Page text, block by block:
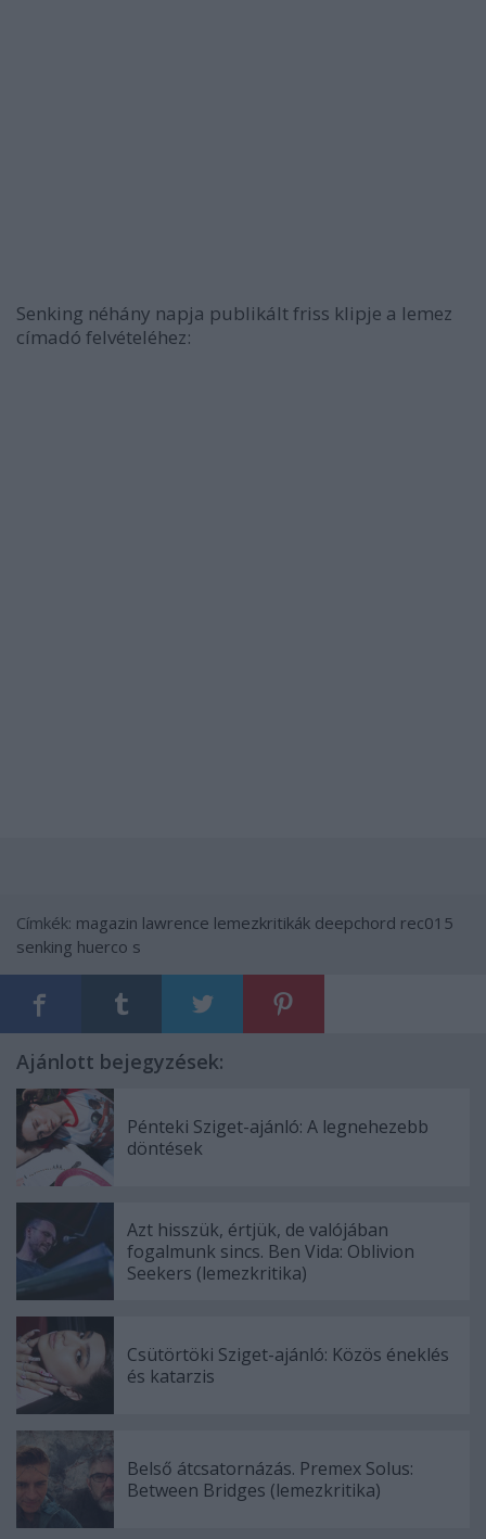
Senking néhány napja publikált friss klipje a lemez
címadó felvételéhez:
Címkék: magazin lawrence lemezkritikák deepchord rec015
senking huerco s
Ajánlott bejegyzések:
Pénteki Sziget-ajánló: A legnehezebb
döntések
Azt hisszük, értjük, de valójában
fogalmunk sincs. Ben Vida: Oblivion
Seekers (lemezkritika)
Csütörtöki Sziget-ajánló: Közös éneklés
és katarzis
Belső átcsatornázás. Premex Solus:
Between Bridges (lemezkritika)